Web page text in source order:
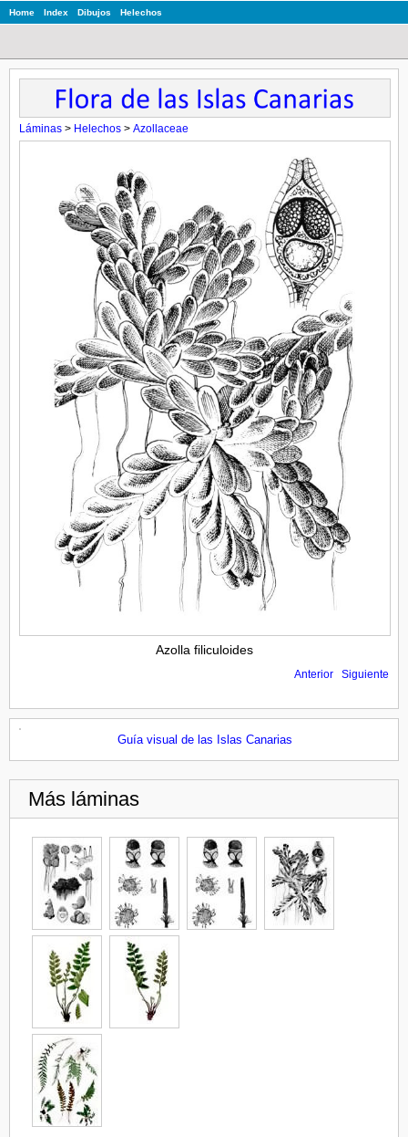
Home Index Dibujos Helechos
Láminas > Helechos > Azollaceae
Azolla filiculoides
Anterior Siguiente
Guía visual de las Islas Canarias
Más láminas